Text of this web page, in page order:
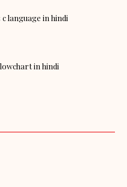
c language in hindi
flowchart in hindi